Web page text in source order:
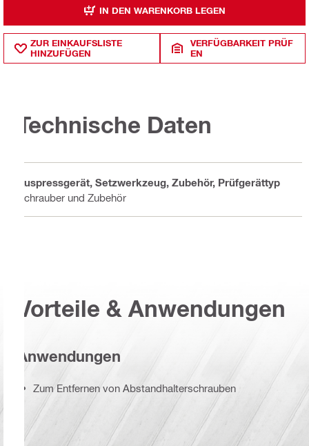
IN DEN WARENKORB LEGEN
ZUR EINKAUFSLISTE
HINZUFÜGEN
VERFÜGBARKEIT PRÜF
EN
Technische Daten
Auspressgerät, Setzwerkzeug, Zubehör, Prüfgerättyp
Schrauber und Zubehör
Vorteile & Anwendungen
Anwendungen
Zum Entfernen von Abstandhalterschrauben